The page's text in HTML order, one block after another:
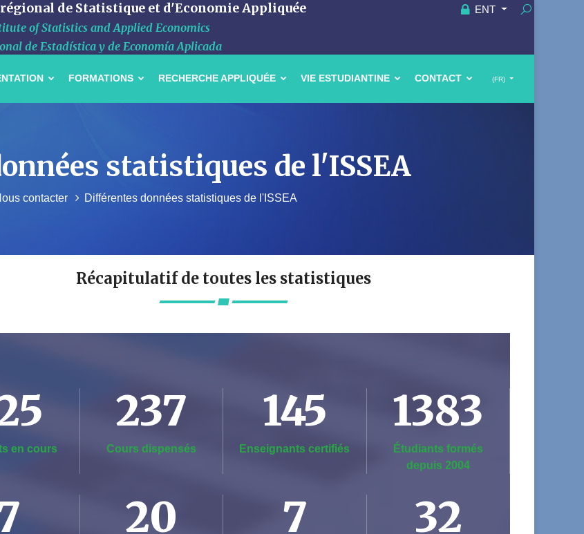
de Statistique et d'Economie Appliquée
of Statistics and Applied Economics
de Estadística y de Economía Aplicada
ENT
(FR)
FORMATIONS RECHERCHE APPLIQUÉE VIE ESTUDIANTINE CONTACT
statistiques de l'ISSEA
contacter Différentes données statistiques de l'ISSEA
Récapitulatif de toutes les statistiques
en cours
237
Cours dispensés
145
Enseignants certifiés
1383
Étudiants formés
depuis 2004
20 7 32